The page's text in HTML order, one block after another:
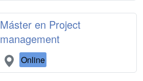
Máster en Project
management
Online